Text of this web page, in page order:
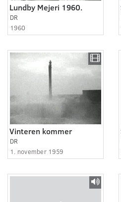
Lundby Mejeri 1960.
DR
1960
Vinteren kommer
DR
1. november 1959